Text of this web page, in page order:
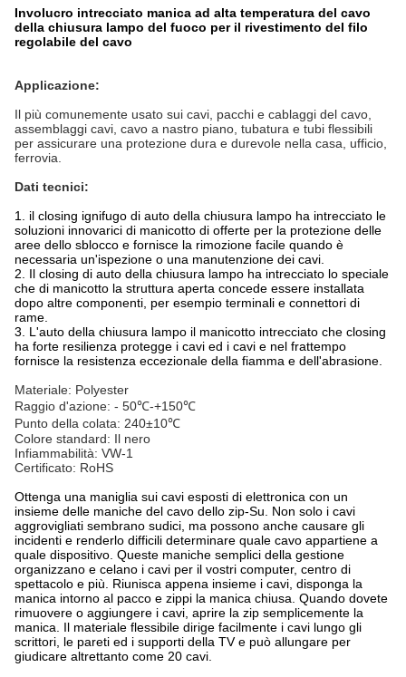
Involucro intrecciato manica ad alta temperatura del cavo
della chiusura lampo del fuoco per il rivestimento del filo
regolabile del cavo
Applicazione:
Il più comunemente usato sui cavi, pacchi e cablaggi del cavo,
assemblaggi cavi, cavo a nastro piano, tubatura e tubi flessibili
per assicurare una protezione dura e durevole nella casa, ufficio,
ferrovia.
Dati tecnici:
1. il closing ignifugo di auto della chiusura lampo ha intrecciato le
soluzioni innovarici di manicotto di offerte per la protezione delle
aree dello sblocco e fornisce la rimozione facile quando è
necessaria un'ispezione o una manutenzione dei cavi.
2. Il closing di auto della chiusura lampo ha intrecciato lo speciale
che di manicotto la struttura aperta concede essere installata
dopo altre componenti, per esempio terminali e connettori di
rame.
3. L'auto della chiusura lampo il manicotto intrecciato che closing
ha forte resilienza protegge i cavi ed i cavi e nel frattempo
fornisce la resistenza eccezionale della fiamma e dell'abrasione.
Materiale: Polyester
Raggio d'azione: - 50℃-+150℃
Punto della colata: 240±10℃
Colore standard: Il nero
Infiammabilità: VW-1
Certificato: RoHS
Ottenga una maniglia sui cavi esposti di elettronica con un
insieme delle maniche del cavo dello zip-Su. Non solo i cavi
aggrovigliati sembrano sudici, ma possono anche causare gli
incidenti e renderlo difficili determinare quale cavo appartiene a
quale dispositivo. Queste maniche semplici della gestione
organizzano e celano i cavi per il vostri computer, centro di
spettacolo e più. Riunisca appena insieme i cavi, disponga la
manica intorno al pacco e zippi la manica chiusa. Quando dovete
rimuovere o aggiungere i cavi, aprire la zip semplicemente la
manica. Il materiale flessibile dirige facilmente i cavi lungo gli
scrittori, le pareti ed i supporti della TV e può allungare per
giudicare altrettanto come 20 cavi.